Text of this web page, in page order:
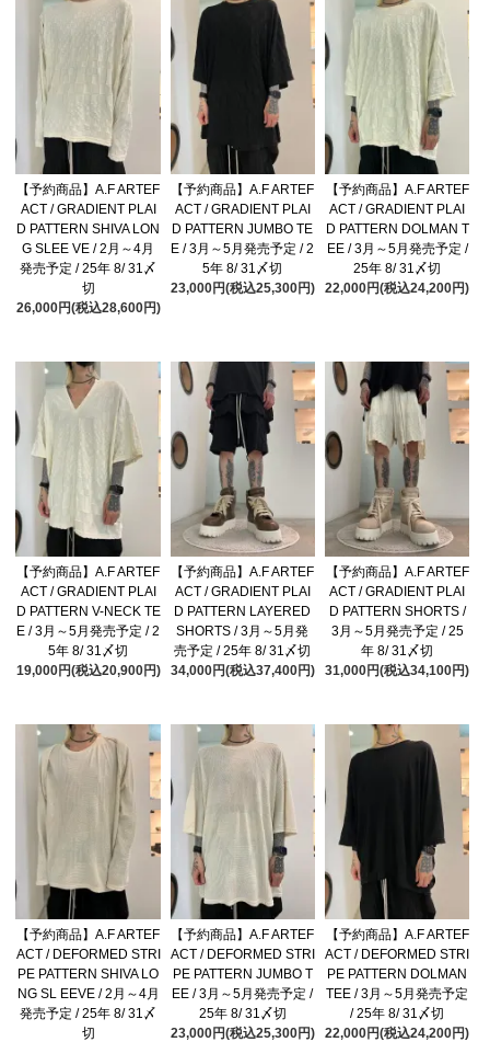
【予約商品】A.F ARTEF
ACT / GRADIENT PLAI
D PATTERN SHIVA LON
G SLEE VE / 2月～4月
発売予定 / 25年 8/ 31〆
切
26,000円(税込28,600円)
【予約商品】A.F ARTEF
ACT / GRADIENT PLAI
D PATTERN JUMBO TE
E / 3月～5月発売予定 / 2
5年 8/ 31〆切
23,000円(税込25,300円)
【予約商品】A.F ARTEF
ACT / GRADIENT PLAI
D PATTERN DOLMAN T
EE / 3月～5月発売予定 /
25年 8/ 31〆切
22,000円(税込24,200円)
【予約商品】A.F ARTEF
ACT / GRADIENT PLAI
D PATTERN V-NECK TE
E / 3月～5月発売予定 / 2
5年 8/ 31〆切
19,000円(税込20,900円)
【予約商品】A.F ARTEF
ACT / GRADIENT PLAI
D PATTERN LAYERED
SHORTS / 3月～5月発
売予定 / 25年 8/ 31〆切
34,000円(税込37,400円)
【予約商品】A.F ARTEF
ACT / GRADIENT PLAI
D PATTERN SHORTS /
3月～5月発売予定 / 25
年 8/ 31〆切
31,000円(税込34,100円)
【予約商品】A.F ARTEF
ACT / DEFORMED STRI
PE PATTERN SHIVA LO
NG SL EEVE / 2月～4月
発売予定 / 25年 8/ 31〆
切
【予約商品】A.F ARTEF
ACT / DEFORMED STRI
PE PATTERN JUMBO T
EE / 3月～5月発売予定 /
25年 8/ 31〆切
23,000円(税込25,300円)
【予約商品】A.F ARTEF
ACT / DEFORMED STRI
PE PATTERN DOLMAN
TEE / 3月～5月発売予定
/ 25年 8/ 31〆切
22,000円(税込24,200円)